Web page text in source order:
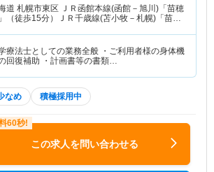
道 札幌市東区 ＪＲ函館本線(函館－旭川)「苗穂
（徒歩15分）ＪＲ千歳線(苫小牧－札幌)「苗穂
療法士としての業務全般 ・ご利用者様の身体機
回復補助 ・計画書等の書類…
なめ 積極採用中
この求人を問い合わせる